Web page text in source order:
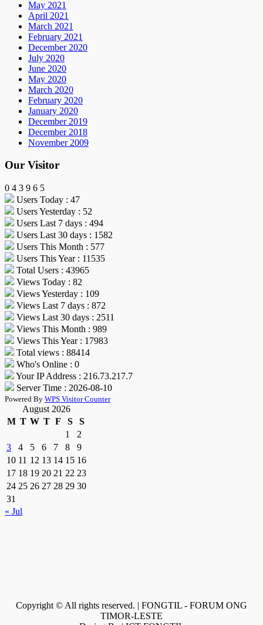
May 2021
April 2021
March 2021
February 2021
December 2020
July 2020
June 2020
May 2020
March 2020
February 2020
January 2020
December 2019
December 2018
November 2009
Our Visitor
0 4 3 9 6 5
Users Today : 47
Users Yesterday : 52
Users Last 7 days : 494
Users Last 30 days : 1582
Users This Month : 577
Users This Year : 11535
Total Users : 43965
Views Today : 82
Views Yesterday : 109
Views Last 7 days : 872
Views Last 30 days : 2511
Views This Month : 989
Views This Year : 17983
Total views : 88414
Who's Online : 0
Your IP Address : 216.73.217.7
Server Time : 2026-08-10
Powered By WPS Visitor Counter
August 2026
M T W T F S
S
1
2
3
4 5 6 7 8
9
10 11 12 13 14 15 16
17 18 19 20 21 22 23
24 25 26 27 28 29 30
31
« Jul
Copyright © All rights reserved. | FONGTIL - FORUM ONG
TIMOR-LESTE